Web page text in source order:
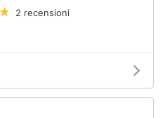
2 recensioni